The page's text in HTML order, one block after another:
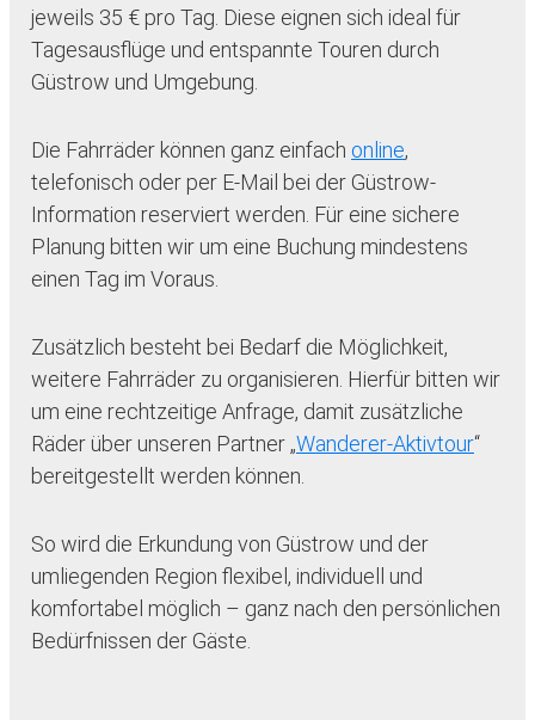
jeweils 35 € pro Tag. Diese eignen sich ideal für
Tagesausflüge und entspannte Touren durch
Güstrow und Umgebung.
Die Fahrräder können ganz einfach online,
telefonisch oder per E-Mail bei der Güstrow-
Information reserviert werden. Für eine sichere
Planung bitten wir um eine Buchung mindestens
einen Tag im Voraus.
Zusätzlich besteht bei Bedarf die Möglichkeit,
weitere Fahrräder zu organisieren. Hierfür bitten wir
um eine rechtzeitige Anfrage, damit zusätzliche
Räder über unseren Partner „Wanderer-Aktivtour“
bereitgestellt werden können.
So wird die Erkundung von Güstrow und der
umliegenden Region flexibel, individuell und
komfortabel möglich – ganz nach den persönlichen
Bedürfnissen der Gäste.